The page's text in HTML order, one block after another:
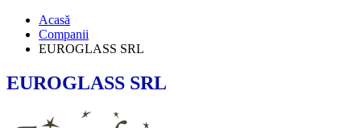
Acasă
Companii
EUROGLASS SRL
EUROGLASS SRL